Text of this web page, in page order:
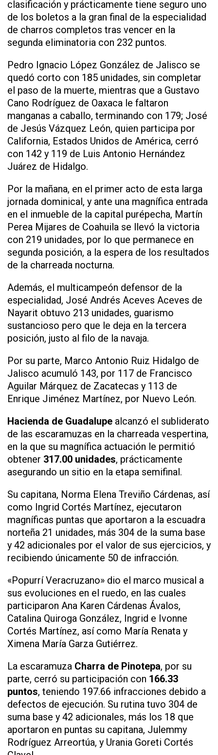
clasificación y prácticamente tiene seguro uno
de los boletos a la gran final de la especialidad
de charros completos tras vencer en la
segunda eliminatoria con 232 puntos.
Pedro Ignacio López González de Jalisco se
quedó corto con 185 unidades, sin completar
el paso de la muerte, mientras que a Gustavo
Cano Rodríguez de Oaxaca le faltaron
manganas a caballo, terminando con 179; José
de Jesús Vázquez León, quien participa por
California, Estados Unidos de América, cerró
con 142 y 119 de Luis Antonio Hernández
Juárez de Hidalgo.
Por la mañana, en el primer acto de esta larga
jornada dominical, y ante una magnífica entrada
en el inmueble de la capital purépecha, Martín
Perea Mijares de Coahuila se llevó la victoria
con 219 unidades, por lo que permanece en
segunda posición, a la espera de los resultados
de la charreada nocturna.
Además, el multicampeón defensor de la
especialidad, José Andrés Aceves Aceves de
Nayarit obtuvo 213 unidades, guarismo
sustancioso pero que le deja en la tercera
posición, justo al filo de la navaja.
Por su parte, Marco Antonio Ruiz Hidalgo de
Jalisco acumuló 143, por 117 de Francisco
Aguilar Márquez de Zacatecas y 113 de
Enrique Jiménez Martínez, por Nuevo León.
Hacienda de Guadalupe alcanzó el subliderato
de las escaramuzas en la charreada vespertina,
en la que su magnífica actuación le permitió
obtener 317.00 unidades, prácticamente
asegurando un sitio en la etapa semifinal.
Su capitana, Norma Elena Treviño Cárdenas, así
como Ingrid Cortés Martínez, ejecutaron
magníficas puntas que aportaron a la escuadra
norteña 21 unidades, más 304 de la suma base
y 42 adicionales por el valor de sus ejercicios, y
recibiendo únicamente 50 de infracción.
«Popurrí Veracruzano» dio el marco musical a
sus evoluciones en el ruedo, en las cuales
participaron Ana Karen Cárdenas Ávalos,
Catalina Quiroga González, Ingrid e Ivonne
Cortés Martínez, así como María Renata y
Ximena María Garza Gutiérrez.
La escaramuza Charra de Pinotepa, por su
parte, cerró su participación con 166.33
puntos, teniendo 197.66 infracciones debido a
defectos de ejecución. Su rutina tuvo 304 de
suma base y 42 adicionales, más los 18 que
aportaron en puntas su capitana, Julemmy
Rodríguez Arreortúa, y Urania Goreti Cortés